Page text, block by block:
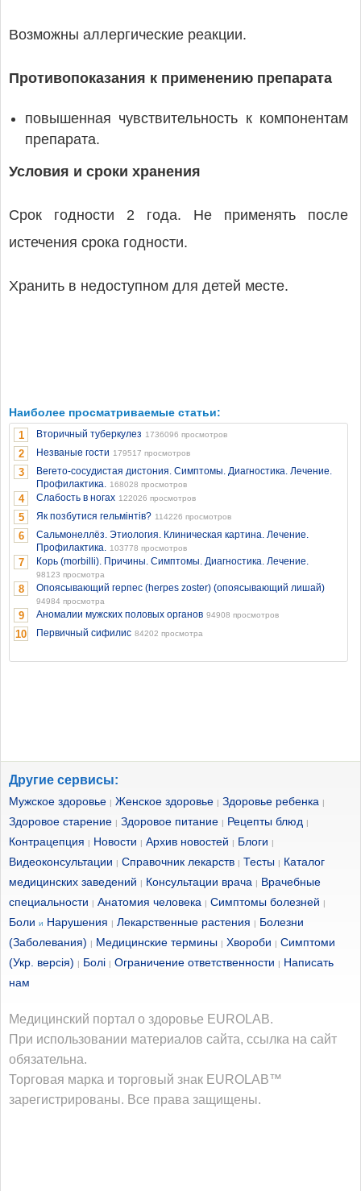
Возможны аллергические реакции.
Противопоказания к применению препарата
повышенная чувствительность к компонентам
препарата.
Условия и сроки хранения
Срок годности 2 года. Не применять после
истечения срока годности.
Хранить в недоступном для детей месте.
Наиболее просматриваемые статьи:
1 Вторичный туберкулез 1736096 просмотров
2 Незваные гости 179517 просмотров
3
Вегето-сосудистая дистония. Симптомы. Диагностика. Лечение.
Профилактика. 168028 просмотров
4 Слабость в ногах 122026 просмотров
5 Як позбутися гельмінтів? 114226 просмотров
6
Сальмонеллёз. Этиология. Клиническая картина. Лечение.
Профилактика. 103778 просмотров
7 Корь (morbilli). Причины. Симптомы. Диагностика. Лечение.
98123 просмотра
8 Опоясывающий герпес (herpes zoster) (опоясывающий лишай)
94984 просмотра
9 Аномалии мужских половых органов 94908 просмотров
10 Первичный сифилис 84202 просмотра
Другие сервисы:
Мужское здоровье | Женское здоровье | Здоровье ребенка |
Здоровое старение | Здоровое питание | Рецепты блюд |
Контрацепция | Новости | Архив новостей | Блоги |
Видеоконсультации | Справочник лекарств | Тесты | Каталог
медицинских заведений | Консультации врача | Врачебные
специальности | Анатомия человека | Симптомы болезней |
Боли и Нарушения | Лекарственные растения | Болезни
(Заболевания) | Медицинские термины | Хвороби | Симптоми
(Укр. версія) | Болі | Ограничение ответственности | Написать
нам
Медицинский портал о здоровье EUROLAB.
При использовании материалов сайта, ссылка на сайт
обязательна.
Торговая марка и торговый знак EUROLAB™
зарегистрированы. Все права защищены.